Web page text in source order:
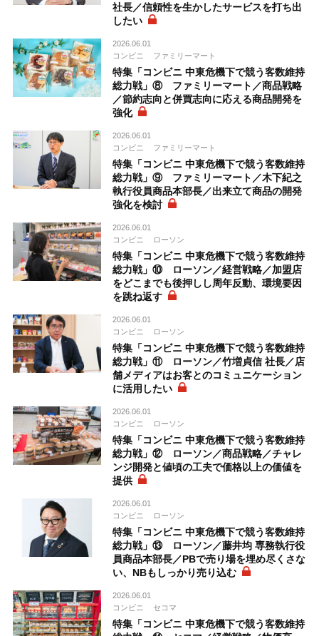
社長／信頼性を生かしたサービスを打ち出
したい
2026.06.01
コンビニ
ファミリーマート
特集「コンビニ 中東危機下で競う客数維持
総力戦」⑧ ファミリーマート／商品戦略
／節約志向と併買志向に応える商品開発を
強化
2026.06.01
コンビニ
ファミリーマート
特集「コンビニ 中東危機下で競う客数維持
総力戦」⑨ ファミリーマート／木下紀之
執行役員商品本部長／出来立て商品の開発
強化を検討
2026.06.01
コンビニ
ローソン
特集「コンビニ 中東危機下で競う客数維持
総力戦」⑩ ローソン／経営戦略／加盟店
をどこまでも後押しし周年反動、環境要因
を跳ね返す
2026.06.01
コンビニ
ローソン
特集「コンビニ 中東危機下で競う客数維持
総力戦」⑪ ローソン／竹増貞信 社長／店
舗メディアはお客とのコミュニケーション
に活用したい
2026.06.01
コンビニ
ローソン
特集「コンビニ 中東危機下で競う客数維持
総力戦」⑫ ローソン／商品戦略／チャレ
ンジ開発と値頃の工夫で価格以上の価値を
提供
2026.06.01
コンビニ
ローソン
特集「コンビニ 中東危機下で競う客数維持
総力戦」⑬ ローソン／藤井均 専務執行役
員商品本部長／PBで売り場を埋め尽くさな
い、NBもしっかり売り込む
2026.06.01
コンビニ
セコマ
特集「コンビニ 中東危機下で競う客数維持